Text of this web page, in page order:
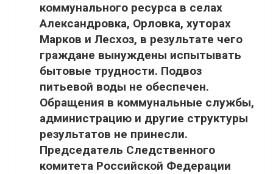
коммунального ресурса в селах
Александровка, Орловка, хуторах
Марков и Лесхоз, в результате чего
граждане вынуждены испытывать
бытовые трудности. Подвоз
питьевой воды не обеспечен.
Обращения в коммунальные службы,
администрацию и другие структуры
результатов не принесли.
Председатель Следственного
комитета Российской Федерации